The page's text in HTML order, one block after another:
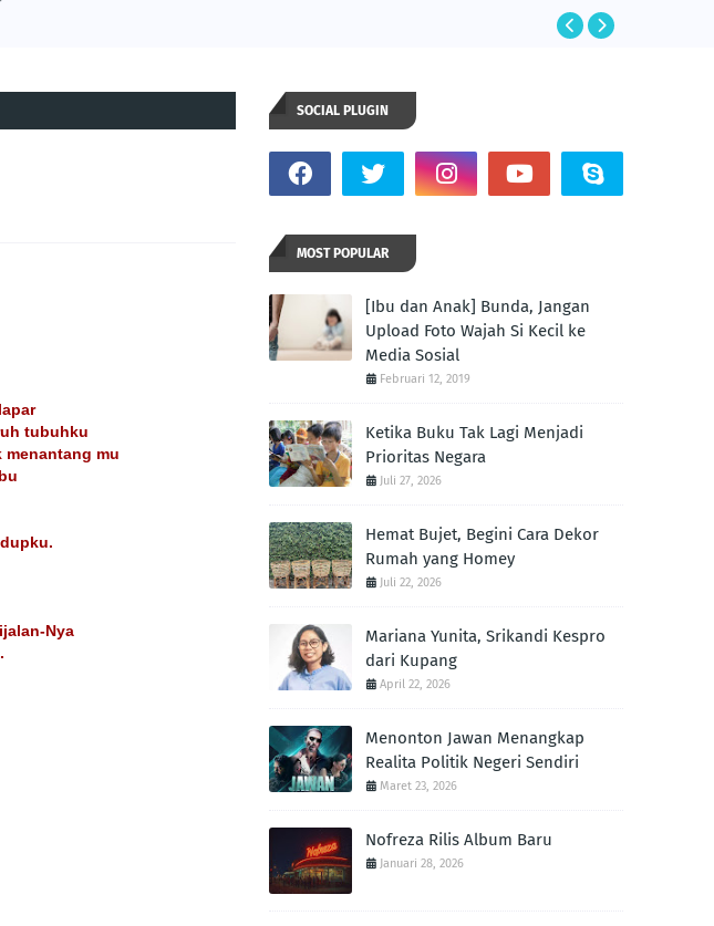
tubuhku
menantang mu
Nya
SOCIAL PLUGIN
MOST POPULAR
[Ibu dan Anak] Bunda, Jangan
Upload Foto Wajah Si Kecil ke
Media Sosial
Februari 12, 2019
Ketika Buku Tak Lagi Menjadi
Prioritas Negara
Juli 27, 2026
Hemat Bujet, Begini Cara Dekor
Rumah yang Homey
Juli 22, 2026
Mariana Yunita, Srikandi Kespro
dari Kupang
April 22, 2026
Menonton Jawan Menangkap
Realita Politik Negeri Sendiri
Maret 23, 2026
Nofreza Rilis Album Baru
Januari 28, 2026